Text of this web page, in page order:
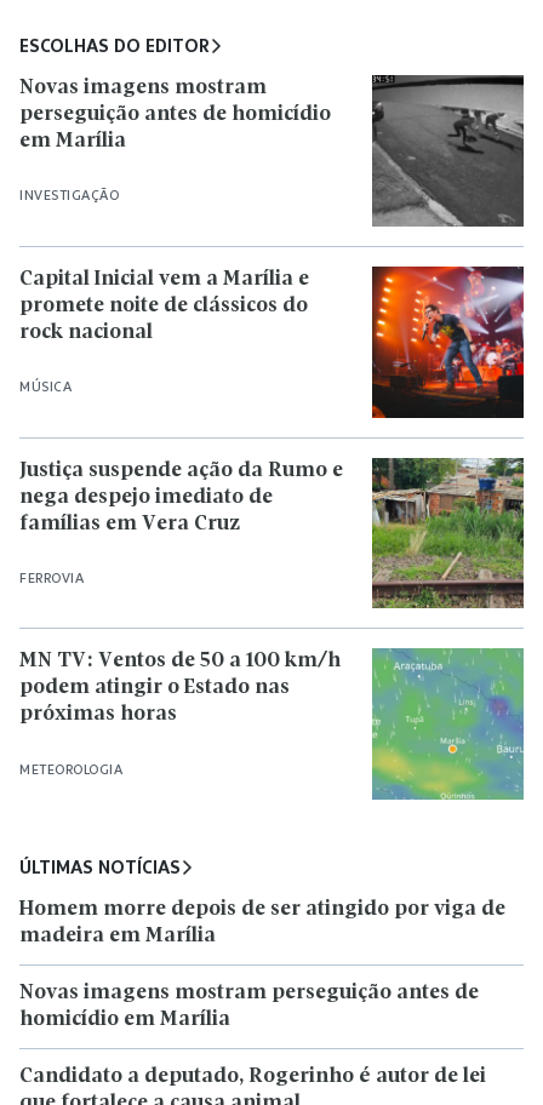
ESCOLHAS DO EDITOR
INVESTIGAÇÃO
Novas imagens mostram
perseguição antes de homicídio
em Marília
MÚSICA
Capital Inicial vem a Marília e
promete noite de clássicos do
rock nacional
FERROVIA
Justiça suspende ação da Rumo e
nega despejo imediato de
famílias em Vera Cruz
METEOROLOGIA
MN TV: Ventos de 50 a 100 km/h
podem atingir o Estado nas
próximas horas
ÚLTIMAS NOTÍCIAS
Homem morre depois de ser atingido por viga de
madeira em Marília
Novas imagens mostram perseguição antes de
homicídio em Marília
Candidato a deputado, Rogerinho é autor de lei